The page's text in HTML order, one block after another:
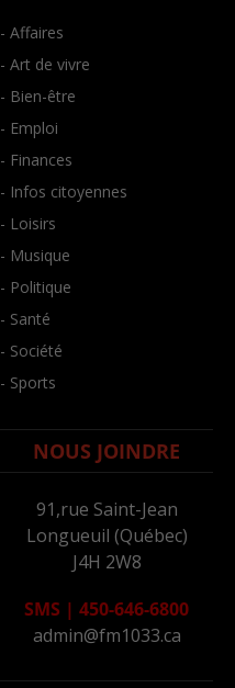
- Affaires
- Art de vivre
- Bien-être
- Emploi
- Finances
- Infos citoyennes
- Loisirs
- Musique
- Politique
- Santé
- Société
- Sports
NOUS JOINDRE
91,rue Saint-Jean
Longueuil (Québec)
J4H 2W8
SMS | 450-646-6800
admin@fm1033.ca